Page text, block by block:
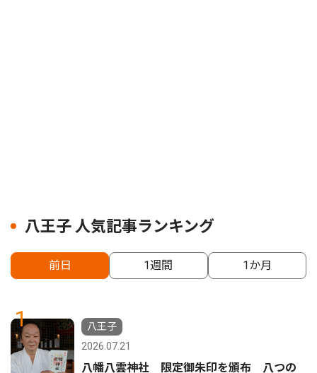
八王子 人気記事ランキング
前日 1週間 1か月
1
八王子
2026.07.21
八幡八雲神社 限定御朱印を頒布 八つの